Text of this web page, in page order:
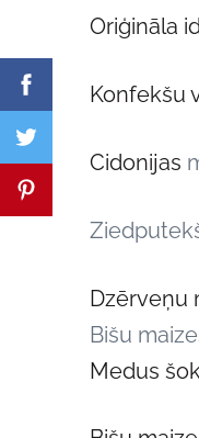
Oriģināla
Konfekšu
Cidonijas
Dzērveņu
Bišu
Medus